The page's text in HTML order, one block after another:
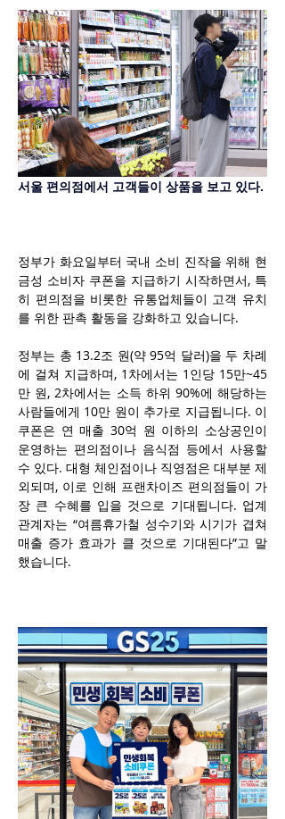
서울 편의점에서 고객들이 상품을 보고 있다.
정부가 화요일부터 국내 소비 진작을 위해 현
금성 소비자 쿠폰을 지급하기 시작하면서, 특
히 편의점을 비롯한 유통업체들이 고객 유치
를 위한 판촉 활동을 강화하고 있습니다.
정부는 총 13.2조 원(약 95억 달러)을 두 차례
에 걸쳐 지급하며, 1차에서는 1인당 15만~45
만 원, 2차에서는 소득 하위 90%에 해당하는
사람들에게 10만 원이 추가로 지급됩니다. 이
쿠폰은 연 매출 30억 원 이하의 소상공인이
운영하는 편의점이나 음식점 등에서 사용할
수 있다. 대형 체인점이나 직영점은 대부분 제
외되며, 이로 인해 프랜차이즈 편의점들이 가
장 큰 수혜를 입을 것으로 기대됩니다. 업계
관계자는 “여름휴가철 성수기와 시기가 겹쳐
매출 증가 효과가 클 것으로 기대된다”고 말
했습니다.